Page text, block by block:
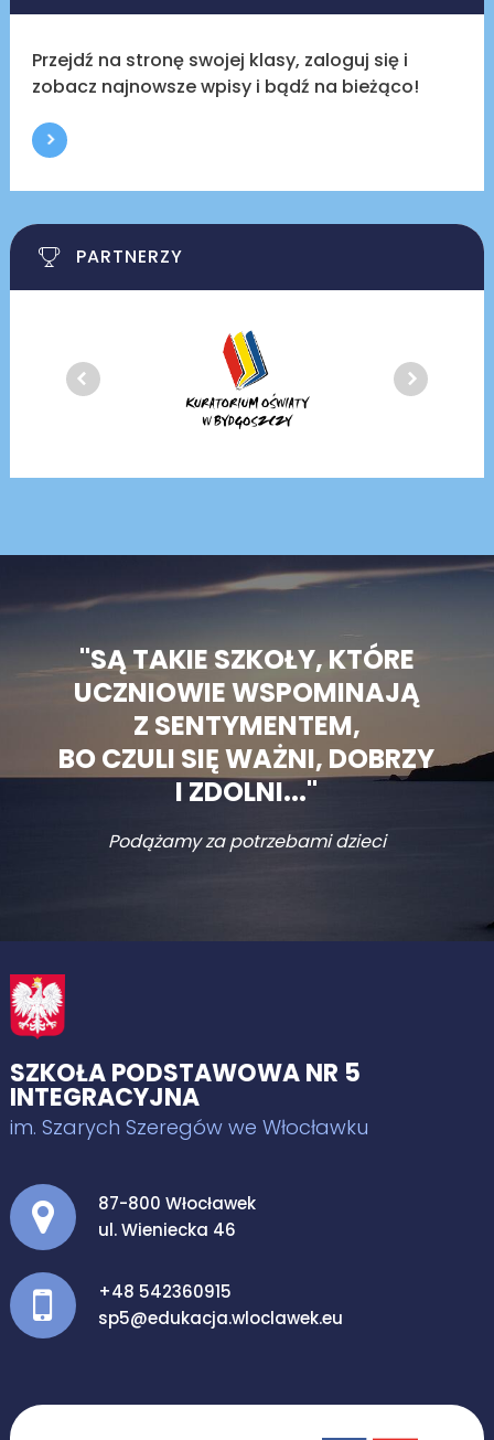
Przejdź na stronę swojej klasy, zaloguj się i
zobacz najnowsze wpisy i bądź na bieżąco!
PARTNERZY
"SĄ TAKIE SZKOŁY, KTÓRE
UCZNIOWIE WSPOMINAJĄ
Z SENTYMENTEM,
BO CZULI SIĘ WAŻNI, DOBRZY
I ZDOLNI..."
Podążamy za potrzebami dzieci
SZKOŁA PODSTAWOWA NR 5
INTEGRACYJNA
im. Szarych Szeregów we Włocławku
Adres pocztowy:
87-800 Włocławek
ul. Wieniecka 46
+48 542360915
sp5@edukacja.wloclawek.eu